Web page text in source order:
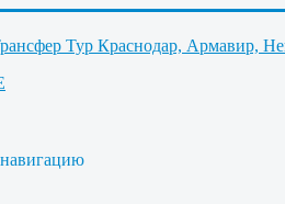
Тур Краснодар, Армавир,